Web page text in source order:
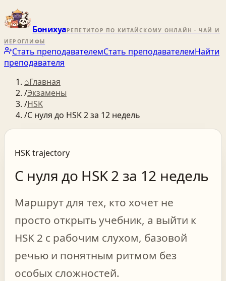
БонихуаРЕПЕТИТОР ПО КИТАЙСКОМУ ОНЛАЙН · ЧАЙ И
ИЕРОГЛИФЫ
Стать преподавателемСтать преподавателемНайти
преподавателя
⌂Главная
/Экзамены
/HSK
/С нуля до HSK 2 за 12 недель
HSKtrajectory
С нуля до HSK 2 за 12 недель
Маршрут для тех, кто хочет не
просто открыть учебник, а выйти к
HSK 2 с рабочим слухом, базовой
речью и понятным ритмом без
особых сложностей.